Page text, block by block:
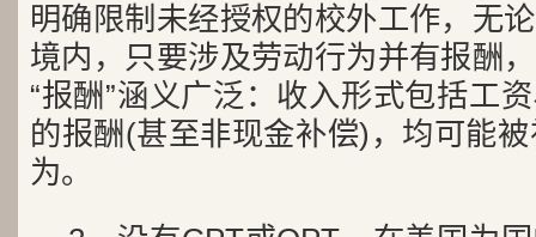
明确限制未经授权的校外工作，无
境内，只要涉及劳动行为并有报酬
“报酬”涵义广泛：收入形式包括工
的报酬(甚至非现金补偿)，均可能
为。